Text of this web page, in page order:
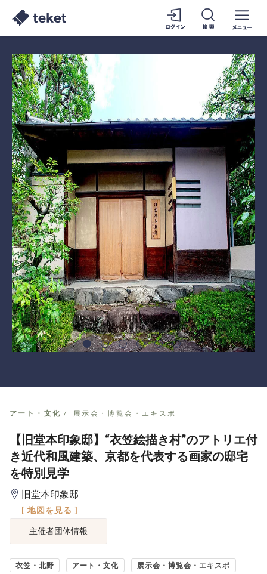
アート・文化 展示会・博覧会・エキスポ
【旧堂本印象邸】“衣笠絵描き村”のアトリエ付
き近代和風建築、京都を代表する画家の邸宅
を特別見学
旧堂本印象邸
[ 地図を見る ]
主催者団体情報
衣笠・北野 アート・文化 展示会・博覧会・エキスポ